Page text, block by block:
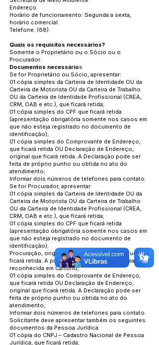
Endereço:
Horário de funcionamento: Segunda a sexta,
horário comercial.
Telefone: (68)
Quais os requisitos necessários?
Somente o Proprietário ou o Sócio ou o
Procurador.
Documentos necessários
Se for Proprietário ou Sócio, apresentar:
01 cópia simples da Carteira de Identidade OU da
Carteira de Motorista OU da Carteira de Trabalho
OU da Carteira de Identidade Profissional (CREA,
CRM, OAB e etc.), que ficará retida;
01 cópia simples do CPF que ficará retida
(apresentação obrigatória somente nos casos em
que não esteja registrado no documento de
identificação);
01 cópia simples do Comprovante de Endereço,
que ficará retida OU Declaração de Endereço,
original que ficará retida. A Declaração pode ser
feita de próprio punho ou obtida no ato do
atendimento;
Informar dois números de telefones para contato.
Se for Procurador, apresentar:
01 cópia simples da Carteira de Identidade OU da
Carteira de Motorista OU da Carteira de Trabalho
OU da Carteira de Identidade Profissional (CREA,
CRM, OAB e etc.), que ficará retida;
01 cópia simples do CPF que ficará retida
(apresentação obrigatória somente nos casos em
que não esteja registrado no documento de
identificação);
Procuração, original e 01 cópia simples da que
ficará retida. A procuração deve ser com firma
reconhecida em Cartório;
01 cópia simples do Comprovante de Endereço,
que ficará retida OU Declaração de Endereço,
original que ficará retida. A Declaração pode ser
feita de próprio punho ou obtida no ato do
atendimento;
Informar dois números de telefones para contato.
Solicitante deve apresentar também os seguintes
documentos da Pessoa Jurídica:
01 cópia do CNPJ – Cadastro Nacional de Pessoa
Jurídica, que ficará retida;